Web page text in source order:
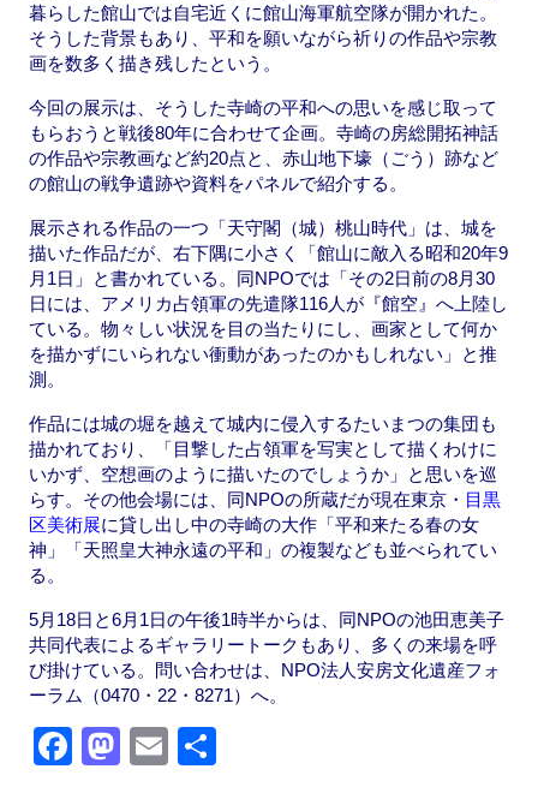
暮らした館山では自宅近くに館山海軍航空隊が開かれた。
そうした背景もあり、平和を願いながら祈りの作品や宗教
画を数多く描き残したという。
今回の展示は、そうした寺崎の平和への思いを感じ取って
もらおうと戦後80年に合わせて企画。寺崎の房総開拓神話
の作品や宗教画など約20点と、赤山地下壕（ごう）跡など
の館山の戦争遺跡や資料をパネルで紹介する。
展示される作品の一つ「天守閣（城）桃山時代」は、城を
描いた作品だが、右下隅に小さく「館山に敵入る昭和20年9
月1日」と書かれている。同NPOでは「その2日前の8月30
日には、アメリカ占領軍の先遣隊116人が『館空』へ上陸し
ている。物々しい状況を目の当たりにし、画家として何か
を描かずにいられない衝動があったのかもしれない」と推
測。
作品には城の堀を越えて城内に侵入するたいまつの集団も
描かれており、「目撃した占領軍を写実として描くわけに
いかず、空想画のように描いたのでしょうか」と思いを巡
らす。その他会場には、同NPOの所蔵だが現在東京・ 目黒
区美術展に貸し出し中の寺崎の大作「平和来たる春の女
神」「天照皇大神永遠の平和」の複製なども並べられてい
る。
5月18日と6月1日の午後1時半からは、同NPOの池田恵美子
共同代表によるギャラリートークもあり、多くの来場を呼
び掛けている。問い合わせは、NPO法人安房文化遺産フォ
ーラム（0470・22・8271）へ。
F
M
E